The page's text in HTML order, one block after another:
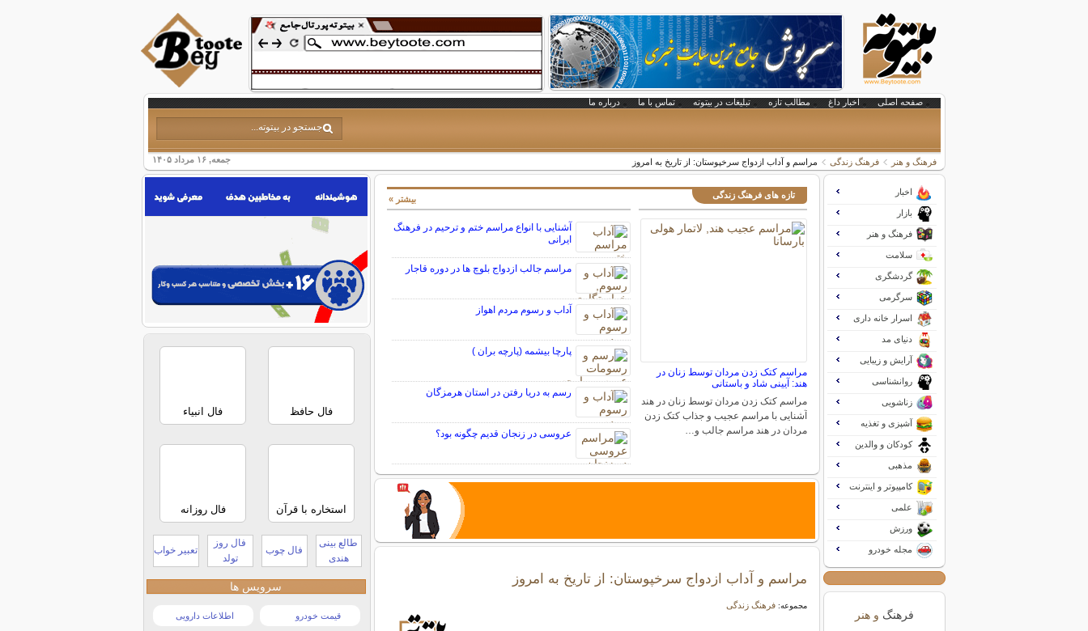
صفحه اصلی اخبار داغ مطالب تازه تبلیغات در بیتوته تماس با ما درباره ما
جمعه, ۱۶ مرداد ۱۴۰۵ فرهنگ و هنر فرهنگ زندگی مراسم و آداب ازدواج سرخپوستان: از تاریخ به امروز
تازه های فرهنگ زندگی
مراسم کتک زدن مردان توسط زنان در
هند: آیینی شاد و باستانی
مراسم کتک زدن مردان توسط زنان در هند
آشنایی با مراسم عجیب و جذاب کتک زدن
مردان در هند مراسم جالب و…
آشنایی با انواع مراسم ختم و ترحیم در فرهنگ
ایرانی
مراسم جالب ازدواج بلوچ ها در دوره قاجار
آداب و رسوم مردم اهواز
پارچا بیشمه (پارچه بران )
رسم به دریا رفتن در استان هرمزگان
عروسی در زنجان قدیم چگونه بود؟
بیشتر »
مراسم و آداب ازدواج سرخپوستان: از تاریخ به امروز
مجموعه:فرهنگ زندگی
اخبار
بازار
فرهنگ و هنر
سلامت
گردشگری
سرگرمی
اسرار خانه داری
دنیای مد
آرایش و زیبایی
روانشناسی
زناشویی
آشپزی و تغذیه
کودکان و والدین
مذهبی
کامپیوتر و اینترنت
علمی
ورزش
مجله خودرو
فرهنگ و هنر
فال حافظ فال انبیاء
استخاره با قرآن فال روزانه
طالع بینی
هندی
فال چوب
فال روز
تولد
تعبیر خواب
سرویس ها
قیمت خودرو اطلاعات دارویی